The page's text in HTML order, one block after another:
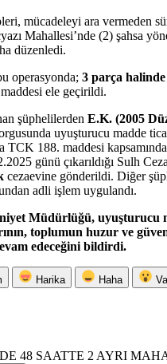
mücadeleyi ara vermeden
Mahallesi’nde (2) şahsa
düzenledi.
operasyonda; 3 parça
ele geçirildi.
şüphelilerden E.K. (2005
uyuşturucu madde
TCK 188. maddesi
günü çıkarıldığı Sulh
cezaevine gönderildi. Diğer
adli işlem uygulandı.
Müdürlüğü, uyuşturucu
toplumun huzur ve
edeceğini bildirdi.
Harika Haha
48 SAATTE 2 AYRI